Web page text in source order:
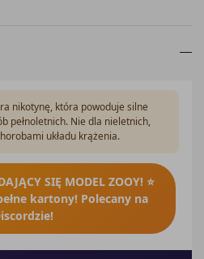
nikotynę, która powoduje silne
pełnoletnich. Nie dla nieletnich,
układu krążenia.
SIĘ MODEL ZOOY! ⭐
kartony! Polecany na